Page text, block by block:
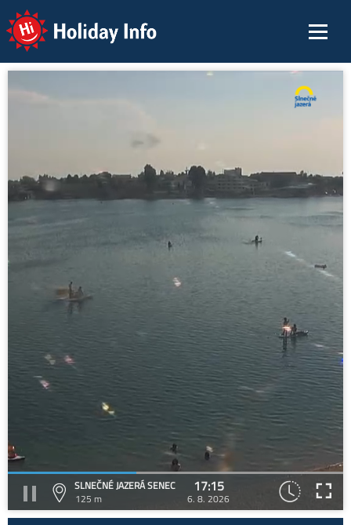
Holiday Info
SLNEČNÉ JAZERÁ SENEC
125 m
17:15
6. 8. 2026